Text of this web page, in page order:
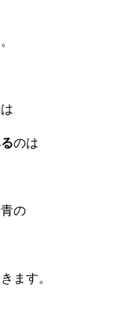
のは
の
ます。